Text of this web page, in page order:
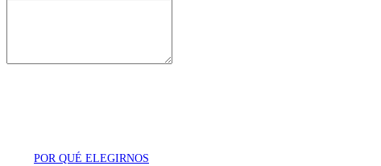
POR QUÉ ELEGIRNOS